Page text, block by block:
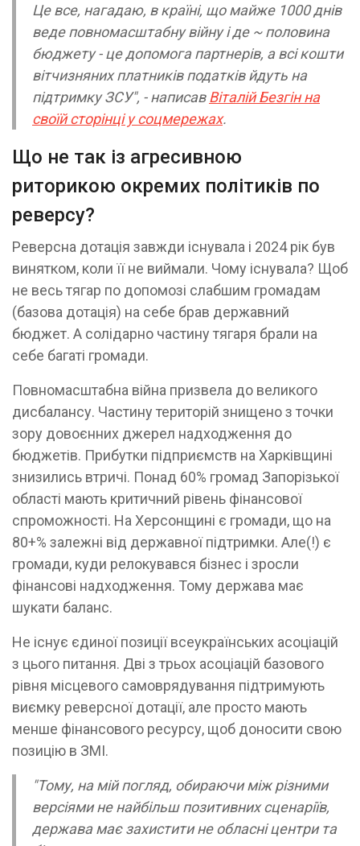
Це все, нагадаю, в країні, що майже 1000 днів
веде повномасштабну війну і де ~ половина
бюджету - це допомога партнерів, а всі кошти
вітчизняних платників податків йдуть на
підтримку ЗСУ", - написавВіталій Безгін на
своїй сторінці у соцмережах.
Що не так із агресивною
риторикою окремих політиків по
реверсу?
Реверсна дотація завжди існувала і 2024 рік був
винятком, коли її не виймали. Чому існувала? Щоб
не весь тягар по допомозі слабшим громадам
(базова дотація) на себе брав державний
бюджет. А солідарно частину тягаря брали на
себе багаті громади.
Повномасштабна війна призвела до великого
дисбалансу. Частину територій знищено з точки
зору довоєнних джерел надходження до
бюджетів. Прибутки підприємств на Харківщині
знизились втричі. Понад 60% громад Запорізької
області мають критичний рівень фінансової
спроможності. На Херсонщині є громади, що на
80+% залежні від державної підтримки. Але(!) є
громади, куди релокувався бізнес і зросли
фінансові надходження. Тому держава має
шукати баланс.
Не існує єдиної позиції всеукраїнських асоціацій
з цього питання. Дві з трьох асоціацій базового
рівня місцевого самоврядування підтримують
виємку реверсної дотації, але просто мають
менше фінансового ресурсу, щоб доносити свою
позицію в ЗМІ.
"Тому, на мій погляд, обираючи між різними
версіями не найбільш позитивних сценаріїв,
держава має захистити не обласні центри та